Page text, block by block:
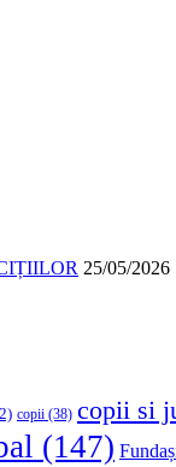
25/05/2026
copii (38) copii si
(147)